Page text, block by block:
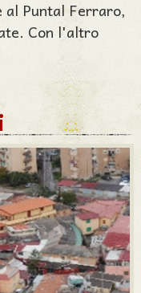
al Puntal Ferraro,
Con l'altro